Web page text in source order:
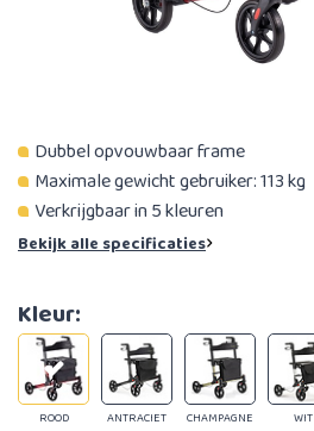
Dubbel opvouwbaar frame
Maximale gewicht gebruiker: 113 kg
Verkrijgbaar in 5 kleuren
Bekijk alle specificaties
ANTRACIET CHAMPAGNE WIT
Kleur:
ROOD